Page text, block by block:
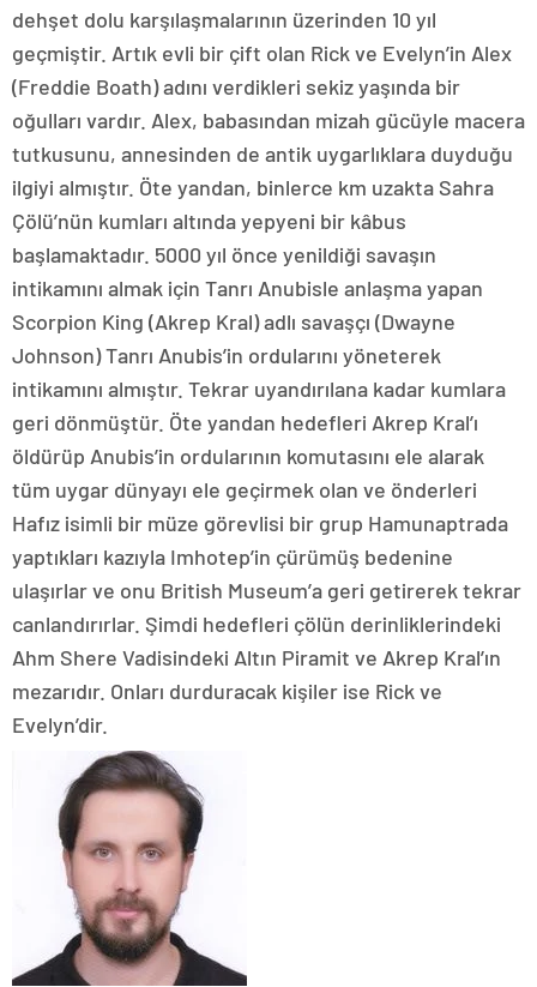
dehşet dolu karşılaşmalarının üzerinden 10 yıl
geçmiştir. Artık evli bir çift olan Rick ve Evelyn’in Alex
(Freddie Boath) adını verdikleri sekiz yaşında bir
oğulları vardır. Alex, babasından mizah gücüyle macera
tutkusunu, annesinden de antik uygarlıklara duyduğu
ilgiyi almıştır. Öte yandan, binlerce km uzakta Sahra
Çölü’nün kumları altında yepyeni bir kâbus
başlamaktadır. 5000 yıl önce yenildiği savaşın
intikamını almak için Tanrı Anubisle anlaşma yapan
Scorpion King (Akrep Kral) adlı savaşçı (Dwayne
Johnson) Tanrı Anubis’in ordularını yöneterek
intikamını almıştır. Tekrar uyandırılana kadar kumlara
geri dönmüştür. Öte yandan hedefleri Akrep Kral’ı
öldürüp Anubis’in ordularının komutasını ele alarak
tüm uygar dünyayı ele geçirmek olan ve önderleri
Hafız isimli bir müze görevlisi bir grup Hamunaptrada
yaptıkları kazıyla Imhotep’in çürümüş bedenine
ulaşırlar ve onu British Museum’a geri getirerek tekrar
canlandırırlar. Şimdi hedefleri çölün derinliklerindeki
Ahm Shere Vadisindeki Altın Piramit ve Akrep Kral’ın
mezarıdır. Onları durduracak kişiler ise Rick ve
Evelyn’dir.